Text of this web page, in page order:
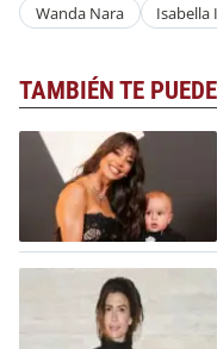
Wanda Nara Isabella
TAMBIÉN TE